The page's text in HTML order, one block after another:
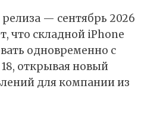
— сентябрь 2026
что складной iPhone
одновременно с
открывая новый
для компании из